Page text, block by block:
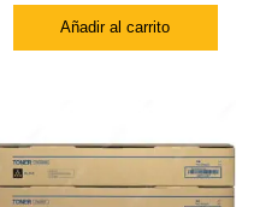
Añadir al carrito